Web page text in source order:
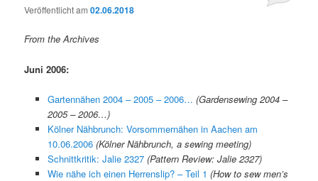
Veröffentlicht am02.06.2018
From the Archives
Juni 2006:
Gartennähen 2004 – 2005 – 2006… (Gardensewing 2004 –
2005 – 2006…)
Kölner Nähbrunch: Vorsommernähen in Aachen am
10.06.2006 (Kölner Nähbrunch, a sewing meeting)
Schnittkritik: Jalie 2327 (Pattern Review: Jalie 2327)
Wie nähe ich einen Herrenslip? – Teil 1 (How to sew men’s